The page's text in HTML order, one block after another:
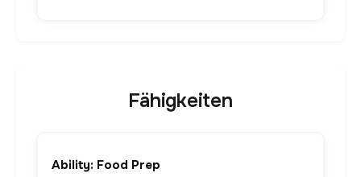
Fähigkeiten
Ability: Food Prep